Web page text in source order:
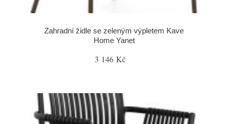
Zahradní židle se zeleným výpletem Kave
Home Yanet
3 146 Kč